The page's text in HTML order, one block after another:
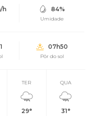
h 84%
Umidade
07h50
Pôr do sol
TER
29°
QUA
31°